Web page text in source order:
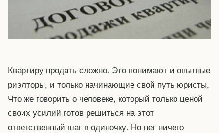
Квартиру продать сложно. Это понимают и опытные
риэлторы, и только начинающие свой путь юристы.
Что же говорить о человеке, который только ценой
своих усилий готов решиться на этот
ответственный шаг в одиночку. Но нет ничего